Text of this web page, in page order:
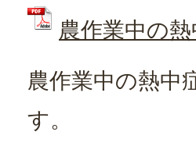
農作業中の
農作業中の熱中
す。